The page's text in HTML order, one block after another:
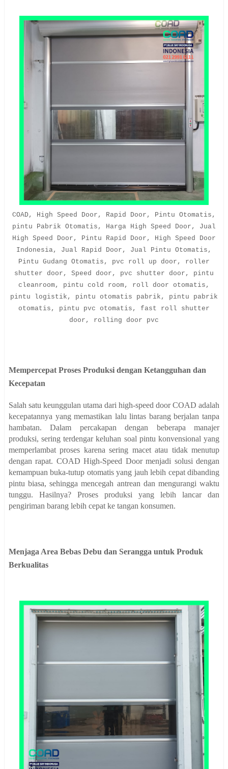
COAD, High Speed Door, Rapid Door, Pintu Otomatis,
pintu Pabrik Otomatis, Harga High Speed Door, Jual
High Speed Door, Pintu Rapid Door, High Speed Door
Indonesia, Jual Rapid Door, Jual Pintu Otomatis,
Pintu Gudang Otomatis, pvc roll up door, roller
shutter door, Speed door, pvc shutter door, pintu
cleanroom, pintu cold room, roll door otomatis,
pintu logistik, pintu otomatis pabrik, pintu pabrik
otomatis, pintu pvc otomatis, fast roll shutter
door, rolling door pvc
Mempercepat Proses Produksi dengan Ketangguhan dan
Kecepatan
Salah satu keunggulan utama dari high-speed door COAD adalah
kecepatannya yang memastikan lalu lintas barang berjalan tanpa
hambatan. Dalam percakapan dengan beberapa manajer
produksi, sering terdengar keluhan soal pintu konvensional yang
memperlambat proses karena sering macet atau tidak menutup
dengan rapat. COAD High-Speed Door menjadi solusi dengan
kemampuan buka-tutup otomatis yang jauh lebih cepat dibanding
pintu biasa, sehingga mencegah antrean dan mengurangi waktu
tunggu. Hasilnya? Proses produksi yang lebih lancar dan
pengiriman barang lebih cepat ke tangan konsumen.
Menjaga Area Bebas Debu dan Serangga untuk Produk
Berkualitas